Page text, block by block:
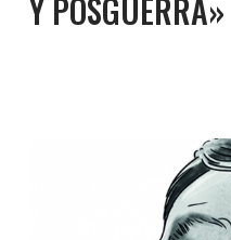
Y POSGUERRA»